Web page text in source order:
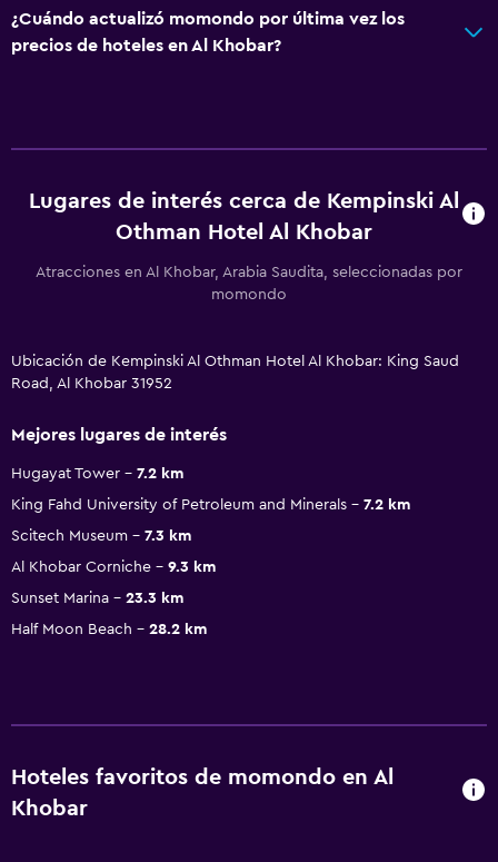
¿Cuándo actualizó momondo por última vez los
precios de hoteles en Al Khobar?
Lugares de interés cerca de Kempinski Al
Othman Hotel Al Khobar
Atracciones en Al Khobar, Arabia Saudita, seleccionadas por
momondo
Ubicación de Kempinski Al Othman Hotel Al Khobar: King Saud
Road, Al Khobar 31952
Mejores lugares de interés
Hugayat Tower
7.2 km
King Fahd University of Petroleum and Minerals
7.2 km
Scitech Museum
7.3 km
Al Khobar Corniche
9.3 km
Sunset Marina
23.3 km
Half Moon Beach
28.2 km
Hoteles favoritos de momondo en Al
Khobar